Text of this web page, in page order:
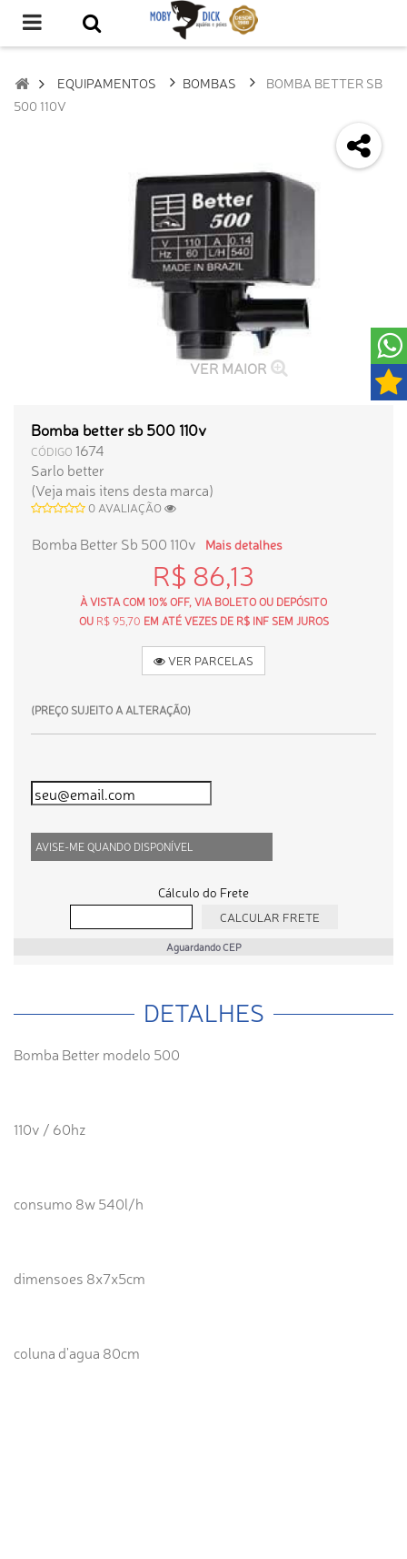
EQUIPAMENTOS BOMBAS
BOMBA BETTER SB
500 110V
VER MAIOR
Bomba better sb 500 110v
CÓDIGO 1674
Sarlo better
(Veja mais itens desta marca)
0 AVALIAÇÃO
Bomba Better Sb 500 110v Mais detalhes
R$ 86,13
À VISTA COM 10% OFF, VIA BOLETO OU DEPÓSITO
OU R$ 95,70 EM ATÉ VEZES DE R$ INF SEM JUROS
VER PARCELAS
(PREÇO SUJEITO A ALTERAÇÃO)
AVISE-ME QUANDO DISPONÍVEL
Cálculo do Frete
Aguardando CEP
DETALHES
Bomba Better modelo 500
110v / 60hz
consumo 8w 540l/h
dimensoes 8x7x5cm
coluna d'agua 80cm